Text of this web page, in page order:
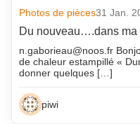
février 2026
janvier 2026
décembre 2025
novembre 2025
octobre 2025
Photos de pièces31 Jan.
Du nouveau….dans ma
n.gaborieau@noos.fr
de chaleur estampillé «
donner quelques […]
piwi